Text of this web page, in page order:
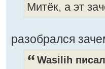
Митёк, а эт
разобрался
Wasilih